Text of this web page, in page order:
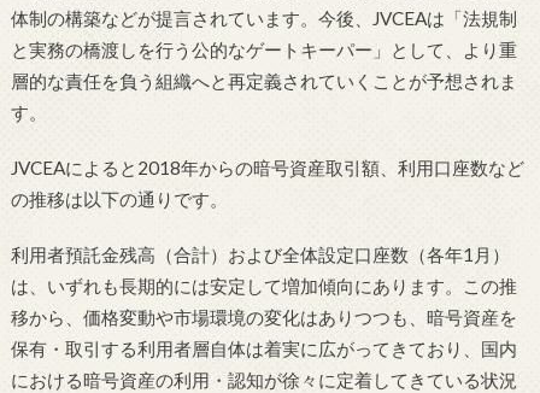
体制の構築などが提言されています。今後、JVCEAは「法規制
と実務の橋渡しを行う公的なゲートキーパー」として、より重
層的な責任を負う組織へと再定義されていくことが予想されま
す。
JVCEAによると2018年からの暗号資産取引額、利用口座数など
の推移は以下の通りです。
利用者預託金残高（合計）および全体設定口座数（各年1月）
は、いずれも長期的には安定して増加傾向にあります。この推
移から、価格変動や市場環境の変化はありつつも、暗号資産を
保有・取引する利用者層自体は着実に広がってきており、国内
における暗号資産の利用・認知が徐々に定着してきている状況